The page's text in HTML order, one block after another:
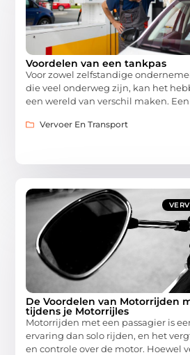
Voordelen van een tankpas
Voor zowel zelfstandige
die veel onderweg zijn, kan het
een wereld van verschil maken.
Vervoer En Transport
De Voordelen van Motorrijden
tijdens je Motorrijles
Motorrijden met een passagier is
ervaring dan solo rijden, en het
en controle over de motor. Hoewel